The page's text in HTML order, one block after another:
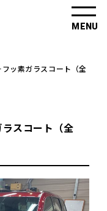
MENU
ッ素ガラスコート（全
スコート（全